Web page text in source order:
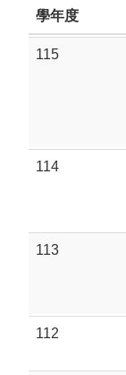
學年度
115
114
113
112